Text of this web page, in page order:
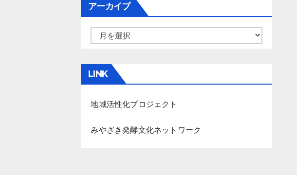
アーカイブ
カ
イ
LINK
地域活性化プロジェクト
みやざき発酵文化ネットワーク